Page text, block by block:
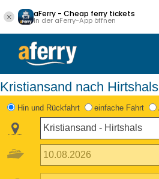
aFerry - Cheap ferry tickets
In der aFerry-App öffnen
Kristiansand nach
Hin und Rückfahrt einfache Fahrt